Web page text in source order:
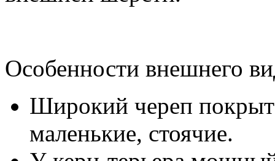
Особенности внешнего
Широкий череп
маленькие, стоячие.